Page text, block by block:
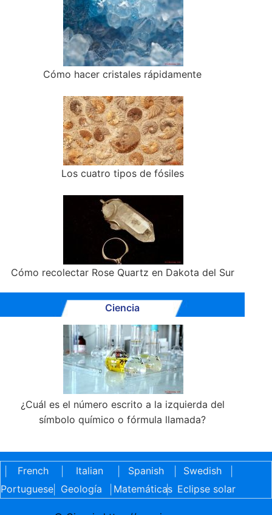
Cómo hacer cristales rápidamente
Los cuatro tipos de fósiles
Cómo recolectar Rose Quartz en Dakota del Sur
Ciencia
¿Cuál es el número escrito a la izquierda del
símbolo químico o fórmula llamada?
French Italian Spanish Swedish
Portuguese| Geología Matemáticas
| Eclipse solar